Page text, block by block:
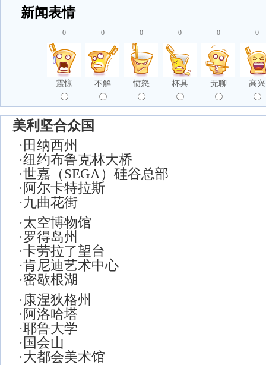
新闻表情
0
震惊
0
不解
0
愤怒
0
杯具
0
无聊
0
高兴
美利坚合众国
·田纳西州
·纽约布鲁克林大桥
·世嘉（SEGA）硅谷总部
·阿尔卡特拉斯
·九曲花街
·太空博物馆
·罗得岛州
·卡劳拉了望台
·肯尼迪艺术中心
·密歇根湖
· 康涅狄格州
·阿洛哈塔
·耶鲁大学
· 国会山
·大都会美术馆